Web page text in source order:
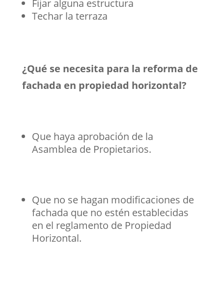
Fijar alguna estructura
Techar la terraza
¿Qué se necesita para la reforma de
fachada en propiedad horizontal?
Que haya aprobación de la
Asamblea de Propietarios.
Que no se hagan modificaciones de
fachada que no estén establecidas
en el reglamento de Propiedad
Horizontal.